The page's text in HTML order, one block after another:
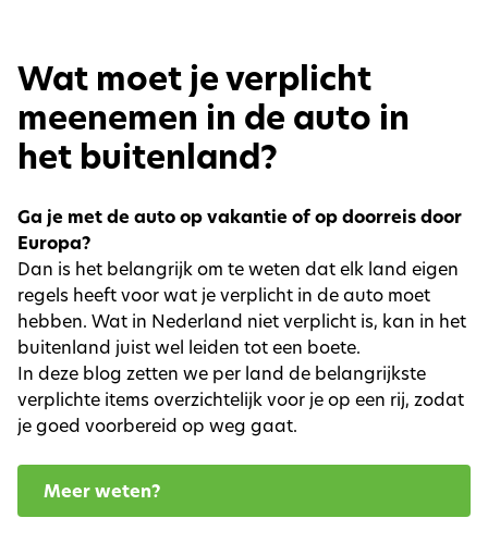
Wat moet je verplicht
meenemen in de auto in
het buitenland?
Ga je met de auto op vakantie of op doorreis door
Europa?
Dan is het belangrijk om te weten dat elk land eigen
regels heeft voor wat je verplicht in de auto moet
hebben. Wat in Nederland niet verplicht is, kan in het
buitenland juist wel leiden tot een boete.
In deze blog zetten we per land de belangrijkste
verplichte items overzichtelijk voor je op een rij, zodat
je goed voorbereid op weg gaat.
Meer weten?